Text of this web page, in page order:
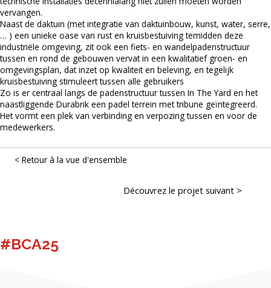
vervangen.
Naast de daktuin (met integratie van daktuinbouw, kunst, water, serre,
… ) een unieke oase van rust en kruisbestuiving temidden deze
industriële omgeving, zit ook een fiets- en wandelpadenstructuur
tussen en rond de gebouwen vervat in een kwalitatief groen- en
omgevingsplan, dat inzet op kwaliteit en beleving, en tegelijk
kruisbestuiving stimuleert tussen alle gebruikers
Zo is er centraal langs de padenstructuur tussen In The Yard en het
naastliggende Durabrik een padel terrein met tribune geïntegreerd.
Het vormt een plek van verbinding en verpozing tussen en voor de
medewerkers.
< Retour à la vue d'ensemble
Découvrez le projet suivant >
#BCA25